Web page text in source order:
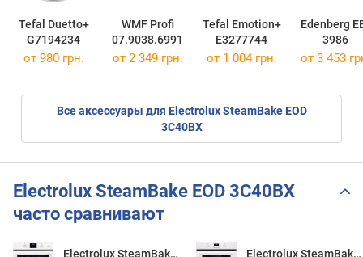
Tefal Duetto+
G7194234
WMF Profi
07.9038.6991
Tefal Emotion+
E3277744
Edenberg
3986
от 980 грн. от 2 349 грн. от 1 004 грн. от 3 453
Все аксессуары для Electrolux SteamBake EOD
3C40BX
Electrolux SteamBake EOD 3C40BX
часто сравнивают
Electrolux SteamBake EOD 3C40BX
Electrolux SteamBake EOD 3C40BX